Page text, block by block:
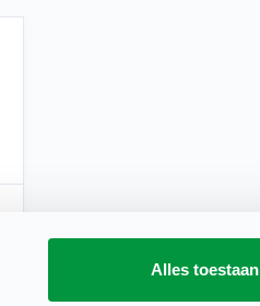
Alles toestaan